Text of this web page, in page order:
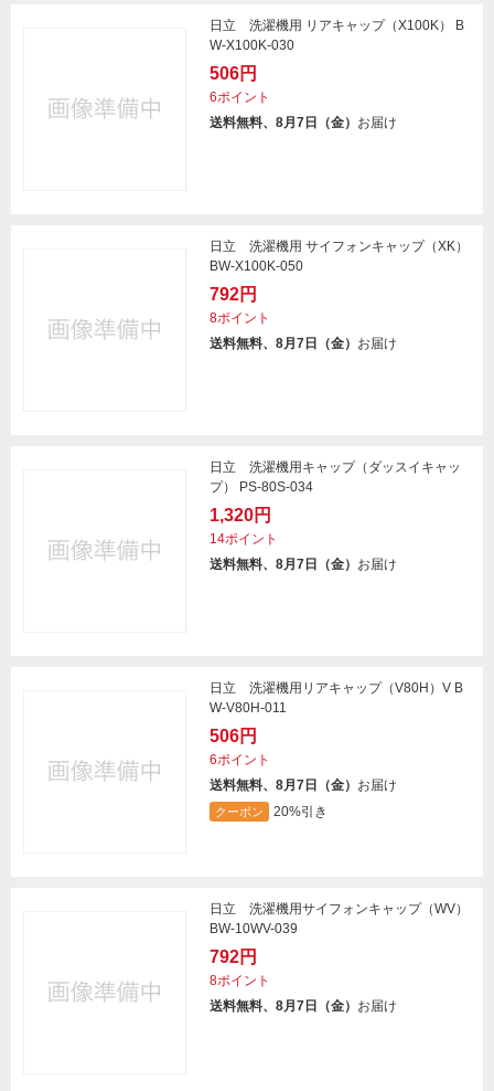
日立 洗濯機用 リアキャップ（X100K） B
W-X100K-030
506円
6ポイント
送料無料、8月7日（金） お届け
日立 洗濯機用 サイフォンキャップ（XK）
BW-X100K-050
792円
8ポイント
送料無料、8月7日（金） お届け
日立 洗濯機用キャップ（ダッスイキャッ
プ） PS-80S-034
1,320円
14ポイント
送料無料、8月7日（金） お届け
日立 洗濯機用リアキャップ（V80H）V B
W-V80H-011
506円
6ポイント
送料無料、8月7日（金） お届け
クーポン 20%引き
日立 洗濯機用サイフォンキャップ（WV）
BW-10WV-039
792円
8ポイント
送料無料、8月7日（金） お届け